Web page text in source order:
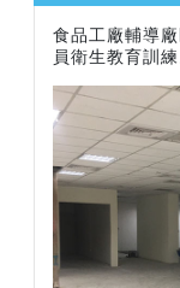
食品工廠輔導
員衛生教育訓練